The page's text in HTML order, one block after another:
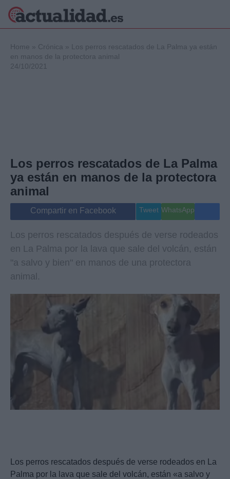
Internacional
Viajes
Gente
Musica
Home » Crónica »
Los perros rescatados de La Palma ya están
en manos de la protectora animal
24/10/2021
Los perros rescatados de La Palma
ya están en manos de la protectora
animal
Compartir en Facebook Tweet WhatsApp
Los perros rescatados después de verse rodeados
en La Palma por la lava que sale del volcán, están
"a salvo y bien" en manos de una protectora
animal.
Los perros rescatados después de verse rodeados en La
Palma por la lava que sale del volcán, están «a salvo y